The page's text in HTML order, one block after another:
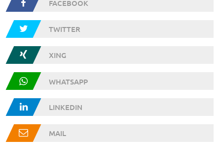
FACEBOOK
TWITTER
XING
WHATSAPP
LINKEDIN
MAIL